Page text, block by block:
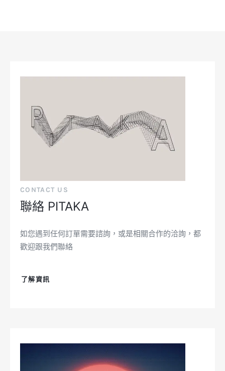
CONTACT US
聯絡 PITAKA
如您遇到任何訂單需要諮詢，或是相關合作的洽詢，都
歡迎跟我們聯絡
了解資訊